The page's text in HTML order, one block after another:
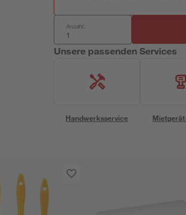
Anzahl:
Unsere passenden Services
Handwerksservice